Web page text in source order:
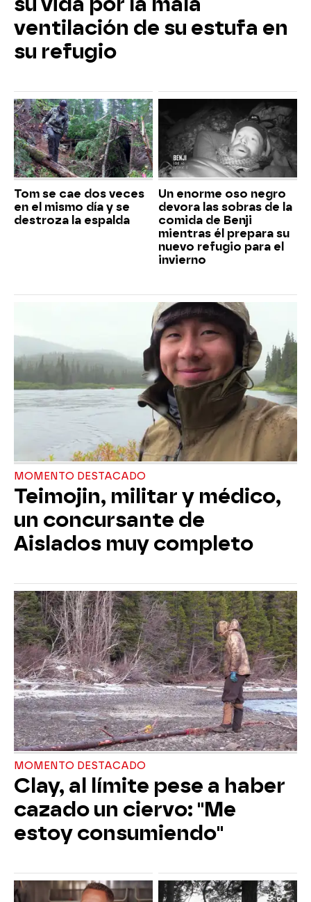
ventilación de su estufa en
su refugio
Tom se cae dos veces
en el mismo día y se
destroza la espalda
Un enorme oso negro
devora las sobras de la
comida de Benji
mientras él prepara su
nuevo refugio para el
invierno
MOMENTO DESTACADO
Teimojin, militar y médico,
un concursante de
Aislados muy completo
MOMENTO DESTACADO
Clay, al límite pese a haber
cazado un ciervo: "Me
estoy consumiendo"